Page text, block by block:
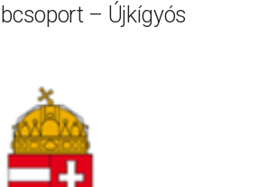
– Újkígyós